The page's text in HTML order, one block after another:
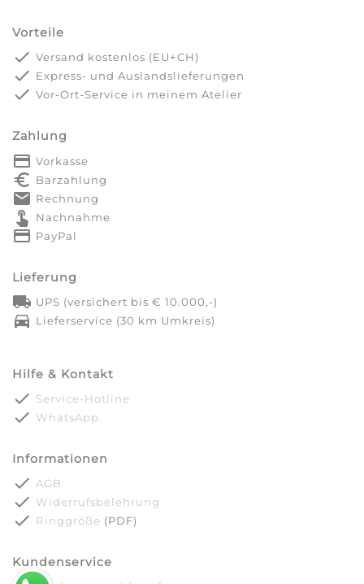
Vorteile
done Versand kostenlos (EU+CH)
done Express- und Auslandslieferungen
done Vor-Ort-Service in meinem Atelier
Zahlung
payment Vorkasse
euro_symbol Barzahlung
markunread Rechnung
touch_app Nachnahme
credit_card PayPal
Lieferung
local_shipping UPS (versichert bis € 10.000,-)
directions_car Lieferservice (30 km Umkreis)
Hilfe & Kontakt
done Service-Hotline
done WhatsApp
Informationen
done AGB
done Widerrufsbelehrung
done Ringgröße (PDF)
Kundenservice